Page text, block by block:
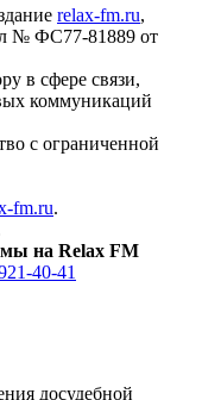
relax-fm.ru,
№ ФС77-81889 от
в сфере связи,
коммуникаций
с ограниченной
fm.ru.
на Relax FM
40-41
досудебной